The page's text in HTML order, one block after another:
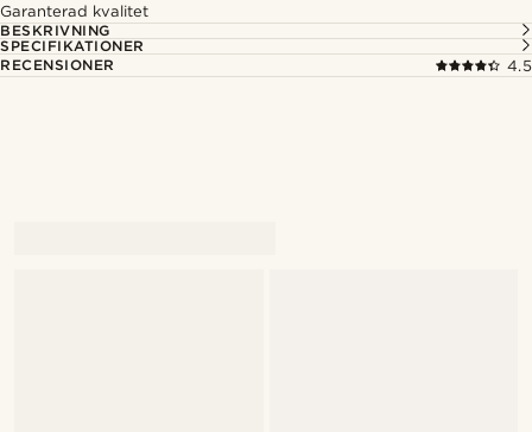
Garanterad kvalitet
BESKRIVNING
SPECIFIKATIONER
RECENSIONER
4.5